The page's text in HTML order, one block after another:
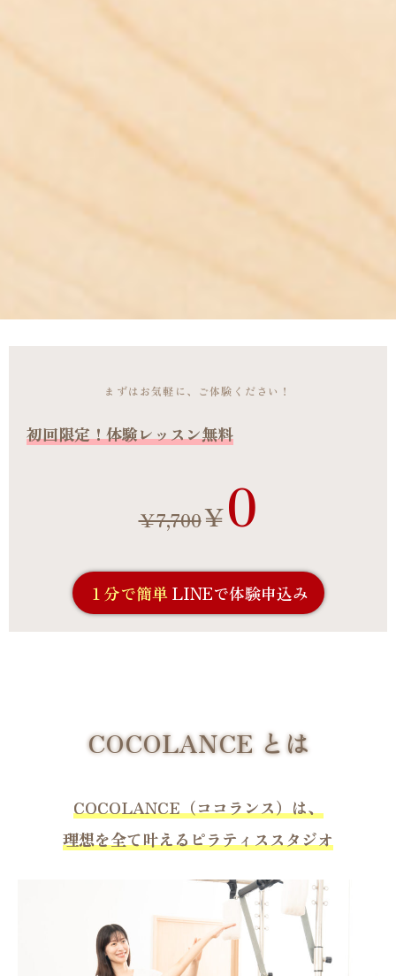
まずはお気軽に、ご体験ください！
初回限定！体験レッスン無料
￥7,700￥0
１分で簡単LINEで体験申込み
COCOLANCE とは
COCOLANCE（ココランス）は、
理想を全て叶えるピラティススタジオ